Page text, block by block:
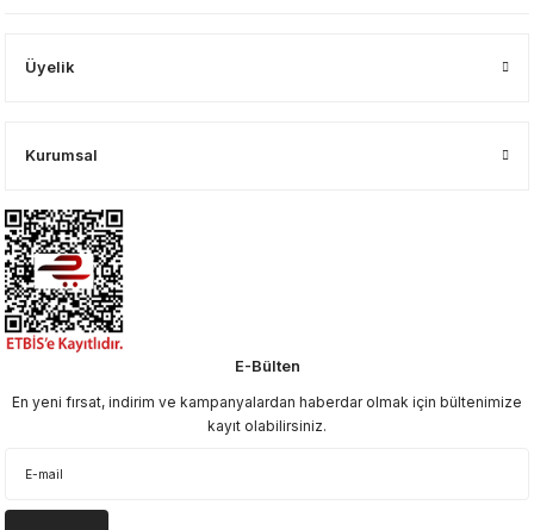
Üyelik
Kurumsal
E-Bülten
En yeni fırsat, indirim ve kampanyalardan haberdar olmak için bültenimize
kayıt olabilirsiniz.